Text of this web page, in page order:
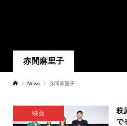
赤間麻里子
News 赤間麻里子
映画
萩
で